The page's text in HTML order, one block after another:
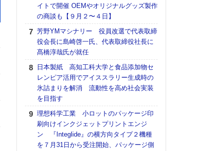
イトで開催 OEMやオリジナルグッズ製作
の商談も【９月２〜４日】
芳野YMマシナリー 役員改選で代表取締
役会長に島崎啓一氏、代表取締役社長に
髙橋淳哉氏が就任
日本製紙 高知工科大学と食品添加物セ
レンピア活用でアイススラリー生成時の
氷詰まりを解消 流動性を高め社会実装
を目指す
理想科学工業 小ロットのパッケージ印
刷向けインクジェットプリントエンジ
ン 『Integlide』の横方向タイプ２機種
を７月31日から受注開始、パッケージ側